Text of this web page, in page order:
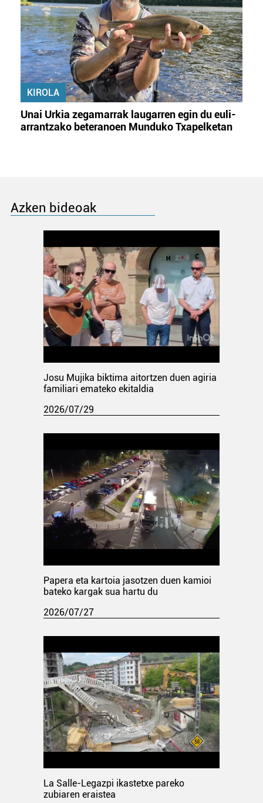
KIROLA
Unai Urkia zegamarrak laugarren egin du euli-
arrantzako beteranoen Munduko Txapelketan
Azken bideoak
Josu Mujika biktima aitortzen duen agiria
familiari emateko ekitaldia
2026/07/29
Papera eta kartoia jasotzen duen kamioi
bateko kargak sua hartu du
2026/07/27
La Salle-Legazpi ikastetxe pareko
zubiaren eraistea